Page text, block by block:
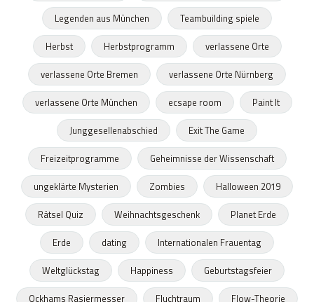
Legenden aus München
Teambuilding spiele
Herbst
Herbstprogramm
verlassene Orte
verlassene Orte Bremen
verlassene Orte Nürnberg
verlassene Orte München
ecsape room
Paint It
Junggesellenabschied
Exit The Game
Freizeitprogramme
Geheimnisse der Wissenschaft
ungeklärte Mysterien
Zombies
Halloween 2019
Rätsel Quiz
Weihnachtsgeschenk
Planet Erde
Erde
dating
Internationalen Frauentag
Weltglückstag
Happiness
Geburtstagsfeier
Ockhams Rasiermesser
Fluchtraum
Flow-Theorie